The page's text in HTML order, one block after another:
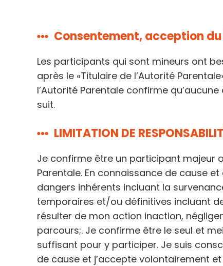
Consentement, acception
Les participants qui sont mineurs ont
après le «Titulaire de l’Autorité
l’Autorité Parentale confirme
suit.
LIMITATION DE
Je confirme être un participant majeur
Parentale. En connaissance de cause
dangers inhérents incluant la
temporaires et/ou définitives incluant
résulter de mon action inaction,
parcours;. Je confirme être le seul et
suffisant pour y participer. Je suis
de cause et j’accepte volontairement